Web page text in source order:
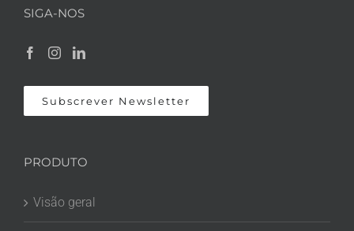
SIGA-NOS
Subscrever Newsletter
PRODUTO
Visão geral